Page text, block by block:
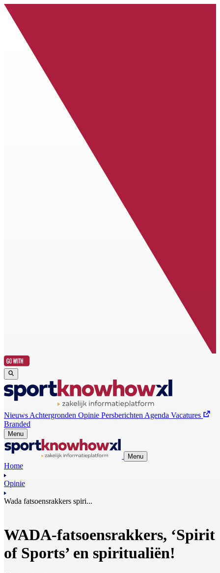
Nieuws Achtergronden Opinie Persberichten Agenda Vacatures
Branded
Menu
Menu
Home
Opinie
Wada fatsoensrakkers spiri...
WADA-fatsoensrakkers, ‘Spirit
of Sports’ en spiritualiën!